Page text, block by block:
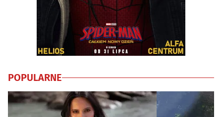
POPULARNE